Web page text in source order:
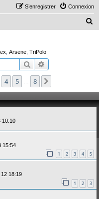
Connexion
S’enregistrer
c
h
Arsene TriPolo
Rechercher
4 5 8
10:10
15:54
1 2 3 4 5
18:19
1 2 3